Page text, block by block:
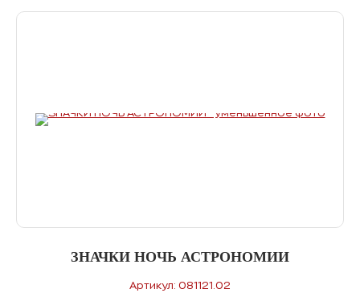
ЗНАЧКИ НОЧЬ АСТРОНОМИИ
Артикул: 081121.02